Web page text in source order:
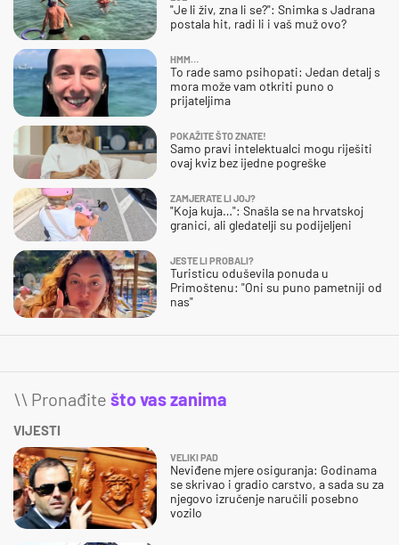
"Je li živ, zna li se?": Snimka s Jadrana
postala hit, radi li i vaš muž ovo?
HMM…
To rade samo psihopati: Jedan detalj s
mora može vam otkriti puno o
prijateljima
POKAŽITE ŠTO ZNATE!
Samo pravi intelektualci mogu riješiti
ovaj kviz bez ijedne pogreške
ZAMJERATE LI JOJ?
"Koja kuja…": Snašla se na hrvatskoj
granici, ali gledatelji su podijeljeni
JESTE LI PROBALI?
Turisticu oduševila ponuda u
Primoštenu: "Oni su puno pametniji od
nas"
\\ Pronađite što vas zanima
VIJESTI
VELIKI PAD
Neviđene mjere osiguranja: Godinama
se skrivao i gradio carstvo, a sada su za
njegovo izručenje naručili posebno
vozilo